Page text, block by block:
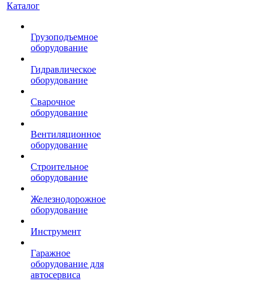
Каталог
Грузоподъемное
оборудование
Гидравлическое
оборудование
Сварочное
оборудование
Вентиляционное
оборудование
Строительное
оборудование
Железнодорожное
оборудование
Инструмент
Гаражное
оборудование для
автосервиса